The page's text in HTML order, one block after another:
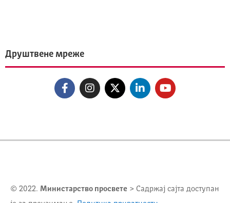
Друштвене мреже
© 2022. Министарство просвете > Садржај сајта доступан